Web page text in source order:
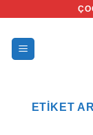
ETIKET